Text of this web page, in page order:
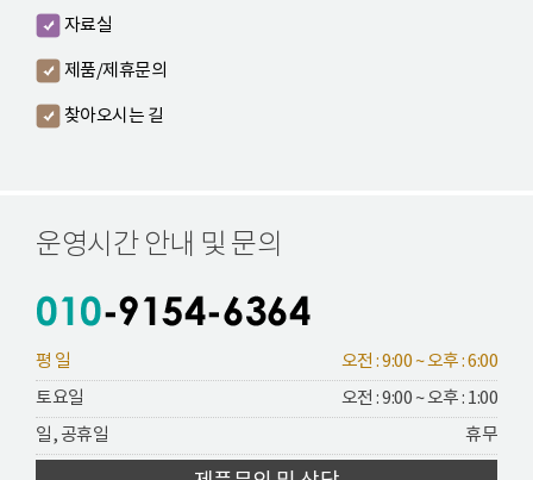
자료실
제품/제휴문의
찾아오시는 길
운영시간 안내 및 문의
평 일
오전 : 9:00 ~ 오후 : 6:00
토요일
오전 : 9:00 ~ 오후 : 1:00
일, 공휴일
휴무